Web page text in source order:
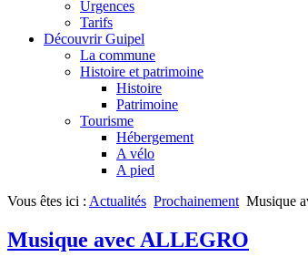
Urgences
Tarifs
Découvrir Guipel
La commune
Histoire et patrimoine
Histoire
Patrimoine
Tourisme
Hébergement
A vélo
A pied
Vous êtes ici : Actualités Prochainement Musique
Musique avec ALLEGRO